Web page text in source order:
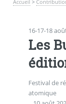
Accueil >
16-17-18
Les
Festival de
atomique